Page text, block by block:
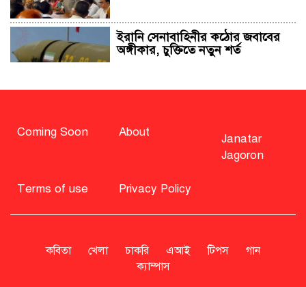
ইরানি সেনাবাহিনীর কঠোর জবাবের
অঙ্গীকার, চুক্তিতে নতুন শর্ত
বিএনপি নিয়ে জামায়াতের মন্তব্যে
এনসিপি
Coming Soon About
Janatar
Jagoron
Terms of use Privacy Policy
কবিতা খেলা চাকরি এআই টিপস
গান
ক্যাম্পাস